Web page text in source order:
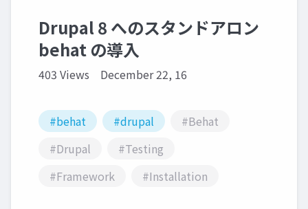
Drupal 8 へのスタンドアロン
behat の導入
403 Views December 22, 16
#behat #drupal
#Behat
#Drupal
#Testing
#Framework
#Installation